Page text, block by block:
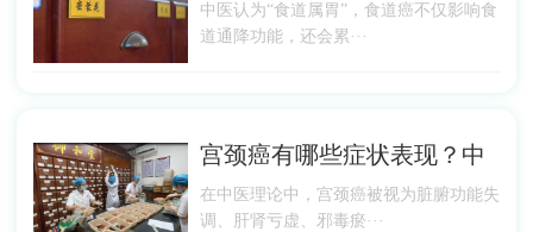
中医认为“食道属胃”，食道癌不仅影响食
道通降功能，还会累···
宫颈癌有哪些症状表现？中
在中医理论中，宫颈癌被视为脏腑功能失
调、肝肾亏虚、邪毒瘀···